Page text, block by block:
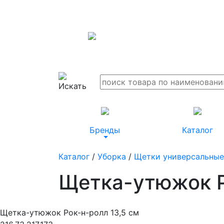
Бренды Каталог
Каталог / Уборка / Щетки универсальные
Щетка-утюжок
Щетка-утюжок Рок-н-ролл 13,5 см